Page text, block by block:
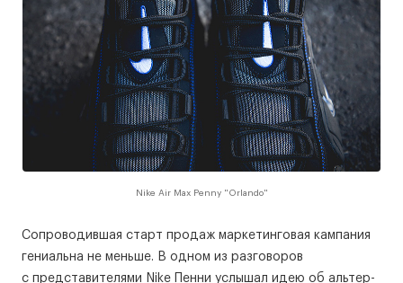
Nike Air Max Penny "Orlando"
Сопроводившая старт продаж маркетинговая кампания
гениальна не меньше. В одном из разговоров
с представителями Nike Пенни услышал идею об альтер-